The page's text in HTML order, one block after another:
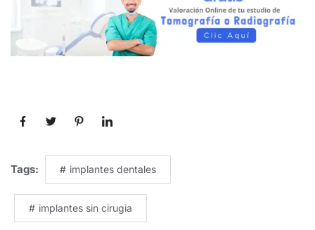
Tags: implantes dentales
implantes sin cirugia